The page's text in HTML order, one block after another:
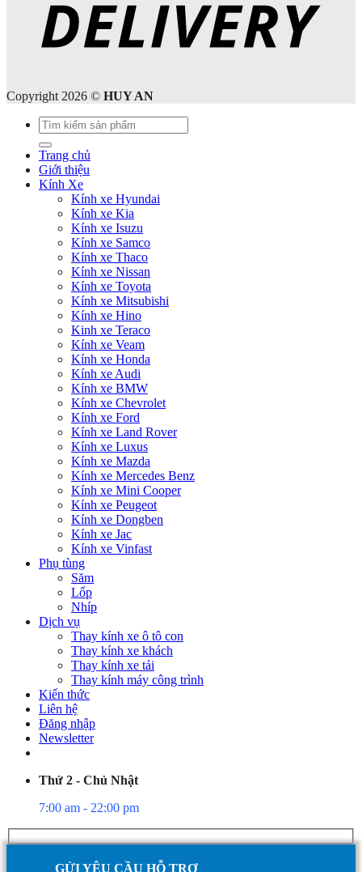
Copyright 2026 © HUY AN
Tìm
kiếm:
Trang chủ
Giới thiệu
Kính Xe
Kính xe Hyundai
Kính xe Kia
Kính xe Isuzu
Kính xe Samco
Kính xe Thaco
Kính xe Nissan
Kính xe Toyota
Kính xe Mitsubishi
Kính xe Hino
Kinh xe Teraco
Kính xe Veam
Kính xe Honda
Kính xe Audi
Kính xe BMW
Kính xe Chevrolet
Kính xe Ford
Kính xe Land Rover
Kính xe Luxus
Kính xe Mazda
Kính xe Mercedes Benz
Kính xe Mini Cooper
Kính xe Peugeot
Kính xe Dongben
Kính xe Jac
Kính xe Vinfast
Phụ tùng
Săm
Lốp
Nhíp
Dịch vụ
Thay kính xe ô tô con
Thay kính xe khách
Thay kính xe tải
Thay kính máy công trình
Kiến thức
Liên hệ
Đăng nhập
Newsletter
Thứ 2 - Chủ Nhật
7:00 am - 22:00 pm
GỬI YÊU CẦU HỖ TRỢ